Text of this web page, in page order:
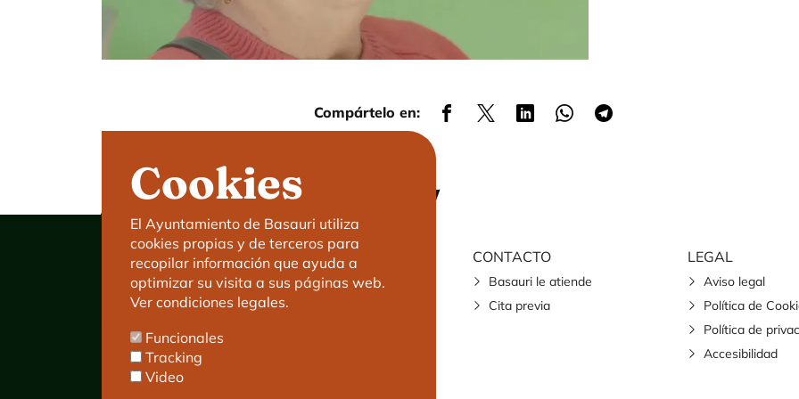
Compártelo en:
Cookies
El Ayuntamiento de Basauri utiliza
cookies propias y de terceros para
recopilar información que ayuda a
optimizar su visita a sus páginas web.
Ver condiciones legales.
Funcionales
Tracking
Video
C/ Kareaga Goikoa 52.
C.P:48970 Basauri.
Tlfn.: 94 466 63 00
CONTACTO
Basauri le atiende
Cita previa
LEGAL
Aviso legal
Política de
Política de
Accesibilidad